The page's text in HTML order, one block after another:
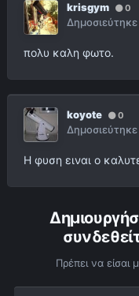
krisgym 0
Δημοσιεύτηκε
πολυ καλη φωτο.
koyote 0
Δημοσιεύτηκε
Η φυση ειναι ο
Πρέπει να είσαι